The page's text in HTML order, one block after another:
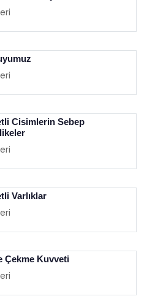
Cisimlerin Sebep
Varlıklar
Çekme Kuvveti